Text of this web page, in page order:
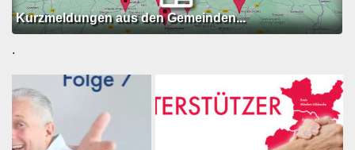
Kurzmeldungen aus den Gemeinden...
.